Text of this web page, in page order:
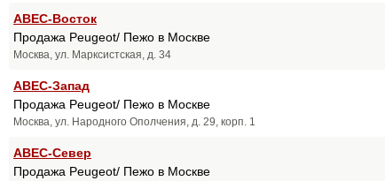
АВЕС-Восток
Продажа Peugeot/ Пежо в Москве
Москва, ул. Марксистская, д. 34
АВЕС-Запад
Продажа Peugeot/ Пежо в Москве
Москва, ул. Народного Ополчения, д. 29, корп. 1
АВЕС-Север
Продажа Peugeot/ Пежо в Москве